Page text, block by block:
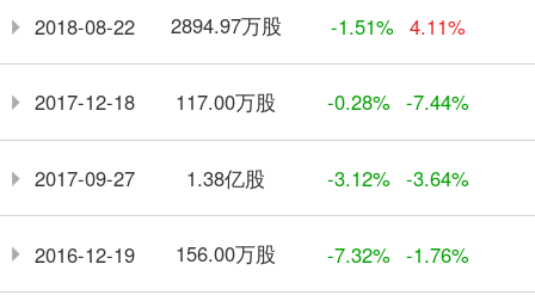
2018-08-22 2894.97万股 -1.51% 4.11%
2017-12-18 117.00万股 -0.28% -7.44%
2017-09-27 1.38亿股 -3.12% -3.64%
2016-12-19 156.00万股 -7.32% -1.76%